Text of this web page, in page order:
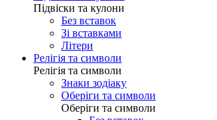
Підвіски та кулони
Без вставок
Зі вставками
Літери
Релігія та символи
Релігія та символи
Знаки зодіаку
Оберіги та символи
Оберіги та символи